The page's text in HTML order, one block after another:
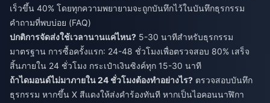
เร็วขึ้น 40% โดยทุกความพยายามจะถูกบันทึกไว้ในบันทึกธุรกรรม
คำถามที่พบบ่อย (FAQ)
ปกติการจัดส่งใช้เวลานานแค่ไหน? 5-30 นาทีสำหรับธุรกรรม
มาตรฐาน การซื้อครั้งแรก: 24-48 ชั่วโมงเพื่อตรวจสอบ 80% เสร็จ
สิ้นภายใน 24 ชั่วโมง กระเป๋าเงินซิงค์ทุก 15-30 นาที
ถ้าไดมอนด์ไม่มาภายใน 24 ชั่วโมงต้องทำอย่างไร? ตรวจสอบบันทึก
ธุรกรรม หากขึ้น X สีแดงให้ส่งคำร้องทันที หากเป็นไอคอนนาฬิกา